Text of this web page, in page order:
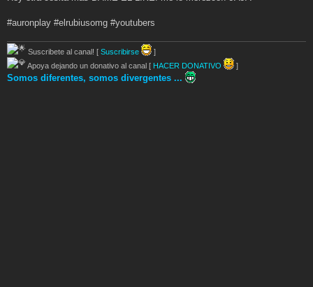
#auronplay #elrubiusomg #youtubers
Suscribete al canal! [ Suscribirse
]
Apoya dejando un donativo al canal [ HACER DONATIVO ]
Somos diferentes, somos divergentes ...